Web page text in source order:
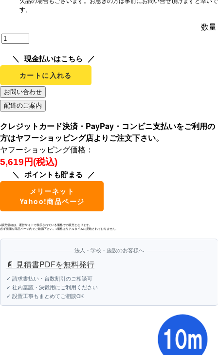
す。
数量
現金払いはこちら
カートに入れる
クレジットカード決済・PayPay・コンビニ支払いをご利用の
方はヤフーショッピング店よりご注文下さい。
ヤフーショッピング価格：
5,619円(税込)
ポイントも貯まる
メリーネット
Yahoo!商品ページ
※販売価格は、運営サイトで表示されている価格での販売となります。
必ず売価を商品ページ内でご確認下さい。※価格はリアルタイムに反映されておりません。
法人・学校・施設のお客様へ
📄 見積書PDFを無料発行
✓ 請求書払い・台数割引のご相談可
✓ 社内稟議・決裁用にご利用ください
✓ 設置工事もまとめてご相談OK